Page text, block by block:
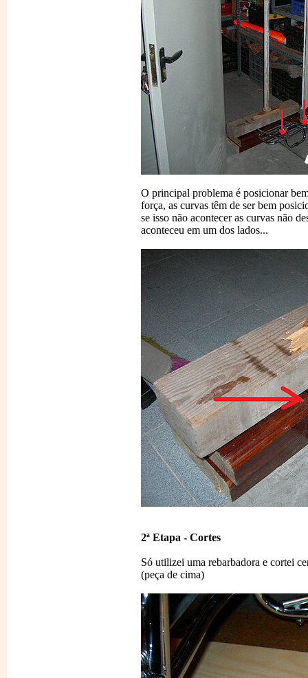
O principal problema é posicionar
força, as curvas têm de ser bem
se isso não acontecer as curvas não
aconteceu em um dos lados...
2ª Etapa - Cortes
Só utilizei uma rebarbadora e cortei
(peça de cima)